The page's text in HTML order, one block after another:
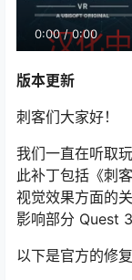
0:00/0:00
版本更新
刺客们大家好！
我们一直在听取
此补丁包括《刺
视觉效果方面的关
影响部分 Quest
以下是官方的修复